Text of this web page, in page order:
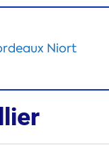
Niort